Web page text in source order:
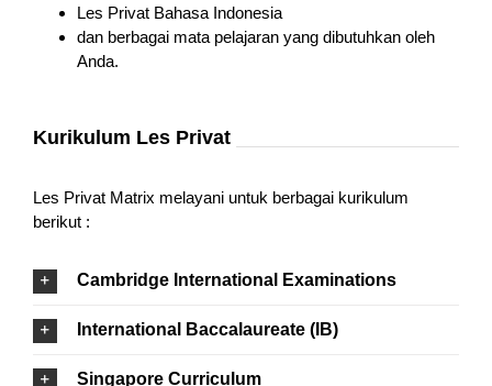
Les Privat Bahasa Indonesia
dan berbagai mata pelajaran yang dibutuhkan oleh
Anda.
Kurikulum Les Privat
Les Privat Matrix melayani untuk berbagai kurikulum
berikut :
Cambridge International Examinations
International Baccalaureate (IB)
Singapore Curriculum